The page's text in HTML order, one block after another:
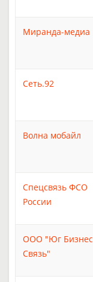
Миранда-медиа
Сеть.92
Волна мобайл
Спецсвязь ФСО
России
ООО "Юг Бизнес
Связь"